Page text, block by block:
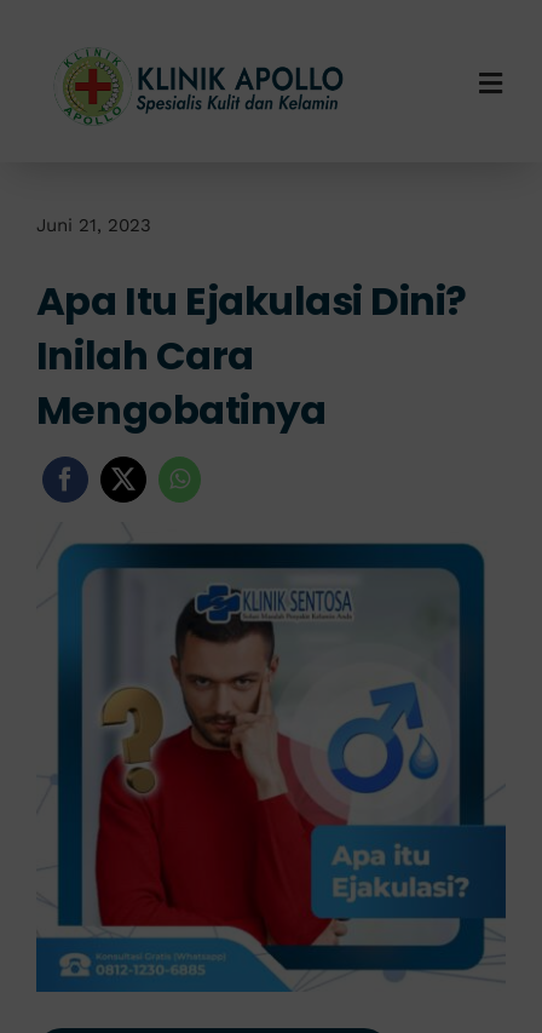
content
Layanan Kami
Info Klinik
Juni 21, 2023
Apa Itu Ejakulasi Dini?
Inilah Cara
Mengobatinya